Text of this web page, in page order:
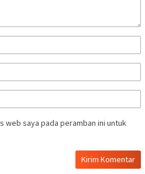
web saya pada peramban ini untuk